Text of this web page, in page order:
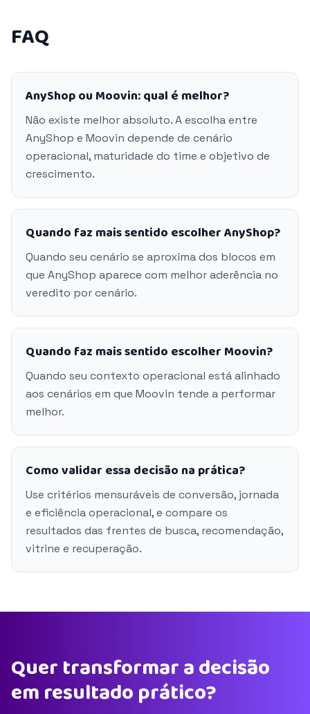
FAQ
AnyShop ou Moovin: qual é melhor?
Não existe melhor absoluto. A escolha entre
AnyShop e Moovin depende de cenário
operacional, maturidade do time e objetivo de
crescimento.
Quando faz mais sentido escolher AnyShop?
Quando seu cenário se aproxima dos blocos em
que AnyShop aparece com melhor aderência no
veredito por cenário.
Quando faz mais sentido escolher Moovin?
Quando seu contexto operacional está alinhado
aos cenários em que Moovin tende a performar
melhor.
Como validar essa decisão na prática?
Use critérios mensuráveis de conversão, jornada
e eficiência operacional, e compare os
resultados das frentes de busca, recomendação,
vitrine e recuperação.
Quer transformar a decisão
em resultado prático?